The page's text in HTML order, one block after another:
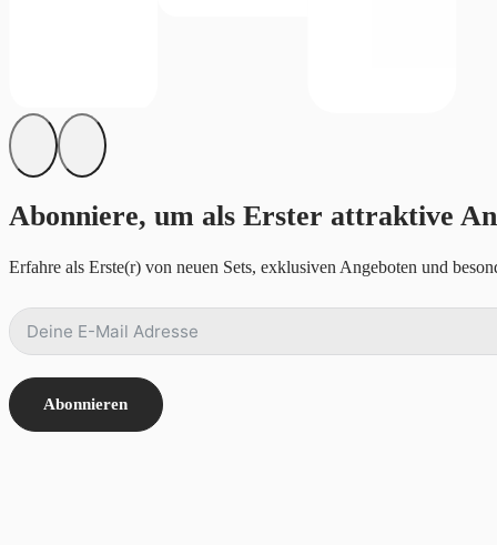
Abonniere, um als Erster attraktive
Erfahre als Erste(r) von neuen Sets, exklusiven Angeboten und
Abonnieren